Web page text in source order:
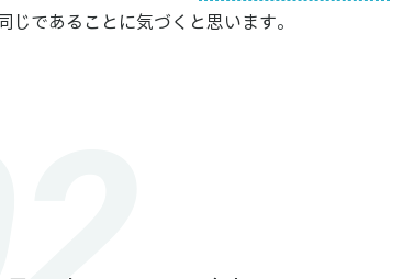
じであることに気づくと思います。